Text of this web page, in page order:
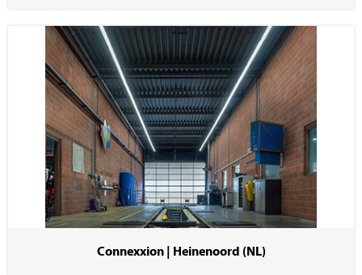
Connexxion | Heinenoord (NL)